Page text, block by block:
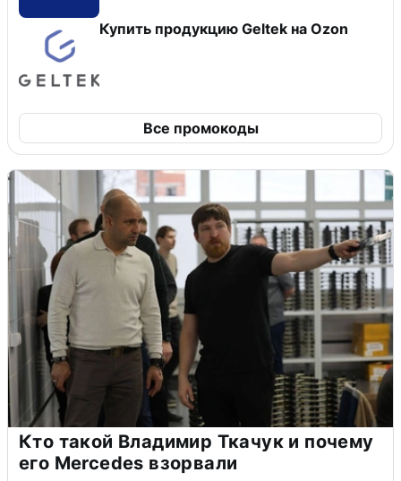
Купить продукцию Geltek на Ozon
Все промокоды
Кто такой Владимир Ткачук и почему
его Mercedes взорвали